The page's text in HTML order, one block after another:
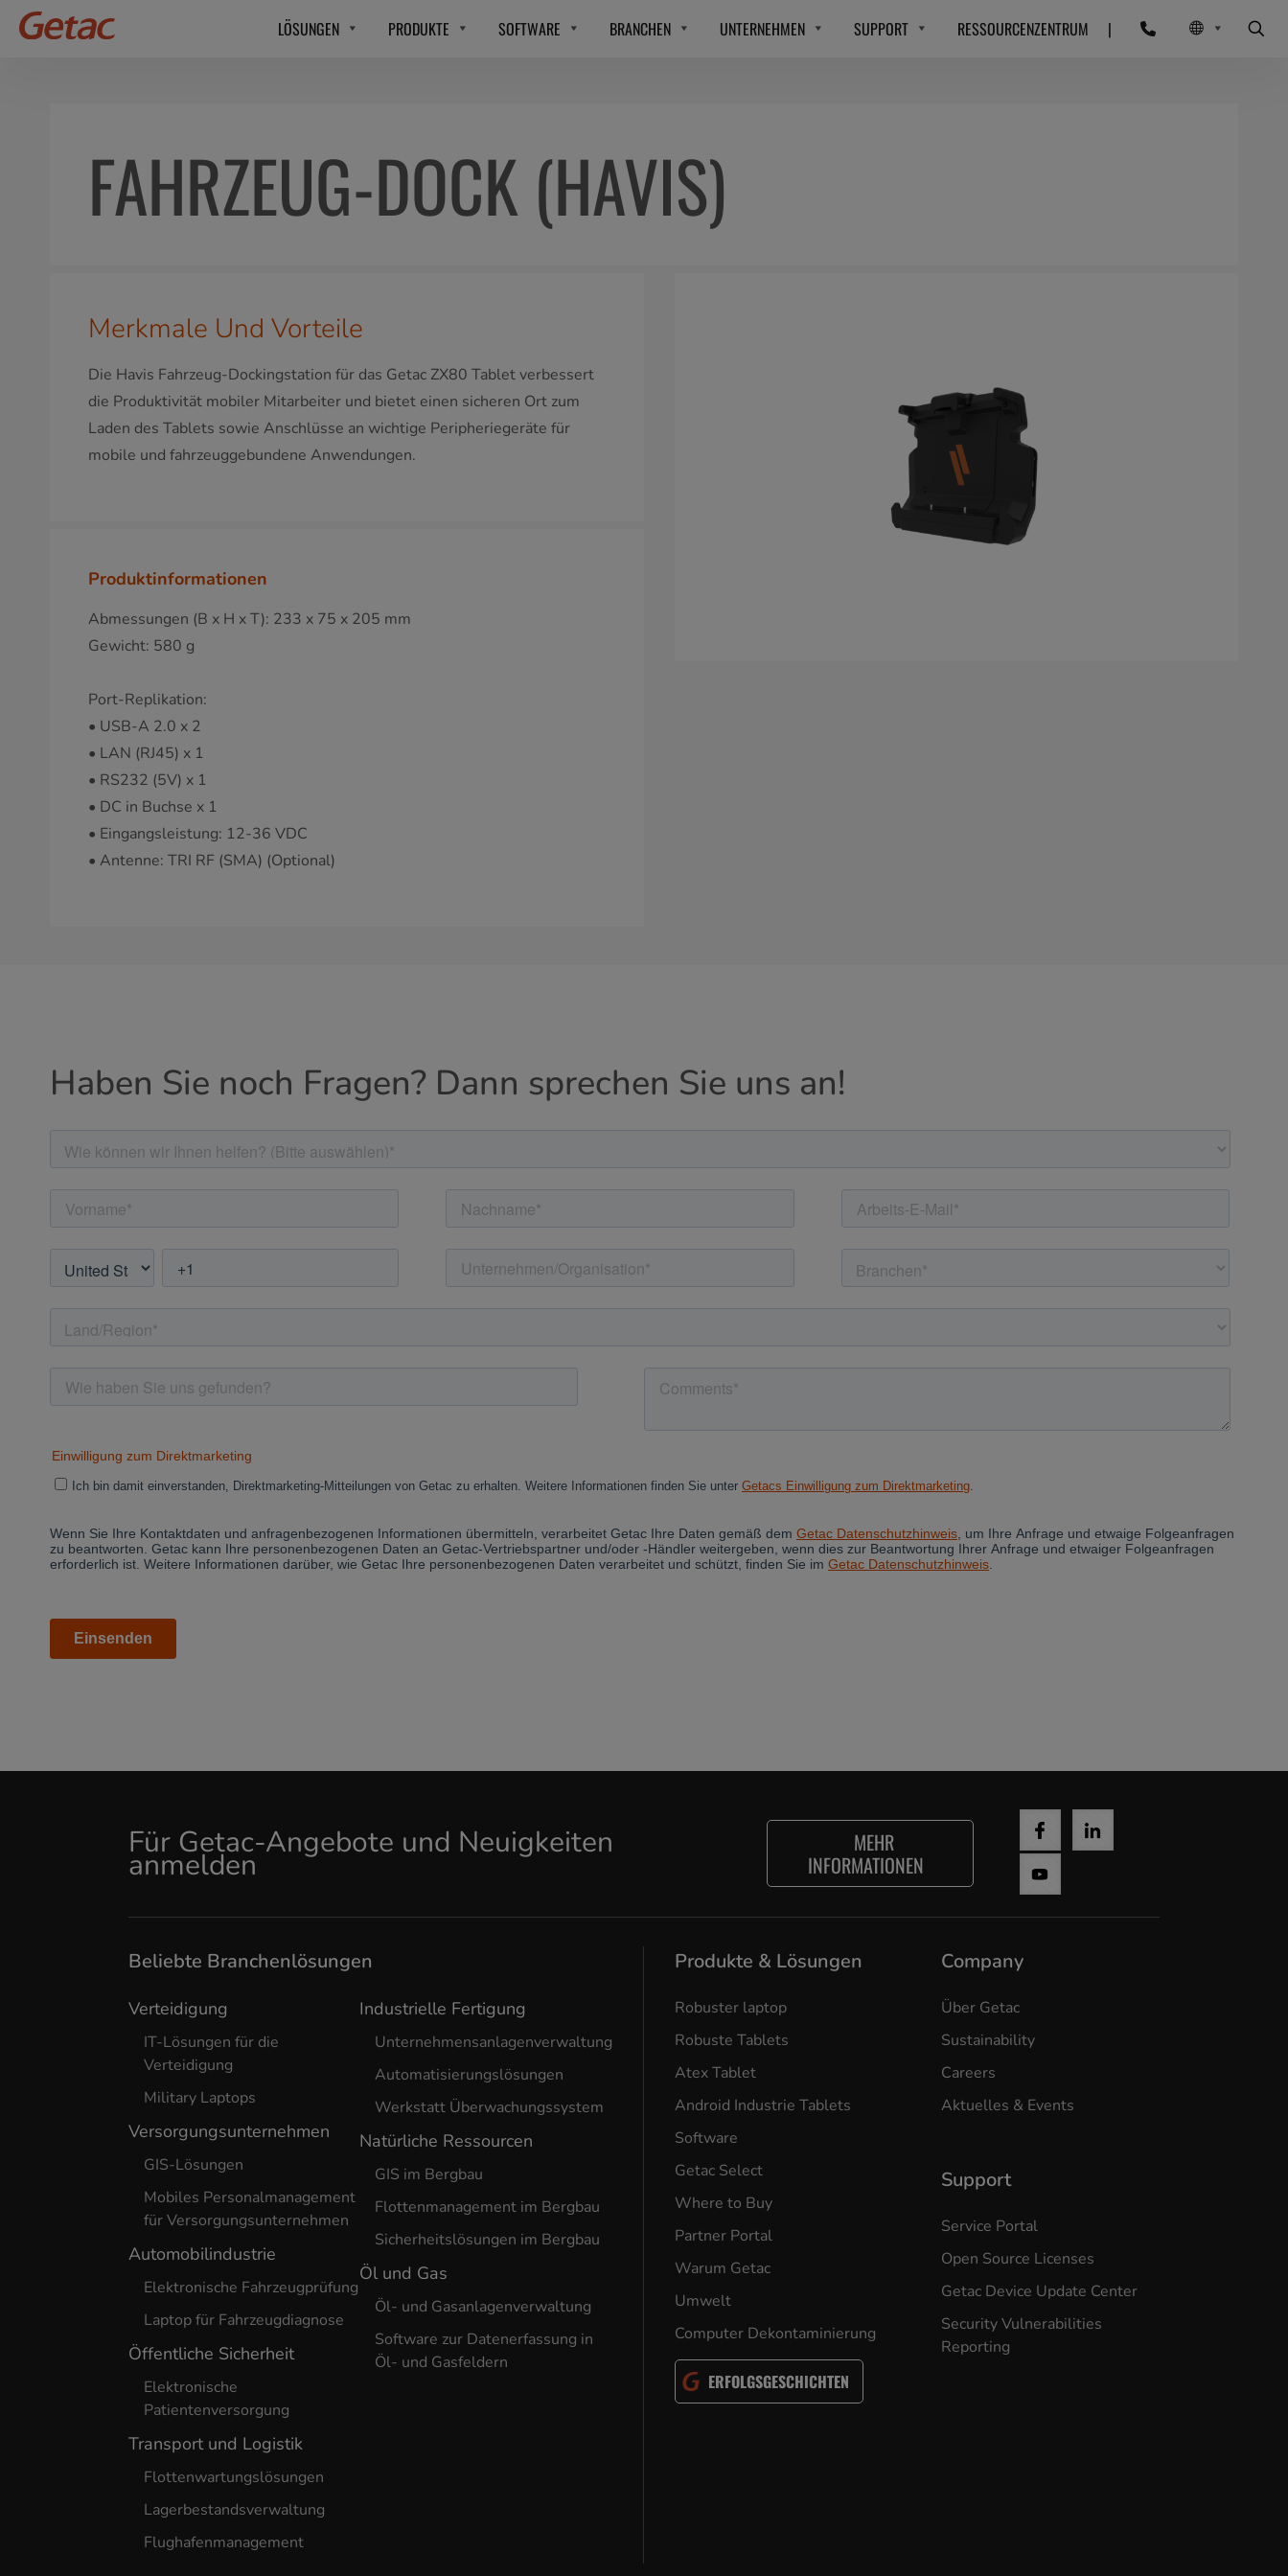
LÖSUNGEN PRODUKTE SOFTWARE BRANCHEN UNTERNEHMEN SUPPORT RESSOURCENZENTRUM |
FAHRZEUG-DOCK (HAVIS)
Merkmale Und Vorteile
Die Havis Fahrzeug-Dockingstation für das Getac ZX80 Tablet verbessert
die Produktivität mobiler Mitarbeiter und bietet einen sicheren Ort zum
Laden des Tablets sowie Anschlüsse an wichtige Peripheriegeräte für
mobile und fahrzeuggebundene Anwendungen.
Produktinformationen
Abmessungen (B x H x T): 233 x 75 x 205 mm
Gewicht: 580 g
Port-Replikation:
• USB-A 2.0 x 2
• LAN (RJ45) x 1
• RS232 (5V) x 1
• DC in Buchse x 1
• Eingangsleistung: 12-36 VDC
• Antenne: TRI RF (SMA) (Optional)
Haben Sie noch Fragen? Dann sprechen Sie uns an!
Für Getac-Angebote und Neuigkeiten
anmelden
MEHR
INFORMATIONEN
Beliebte Branchenlösungen
Verteidigung
IT-Lösungen für die
Verteidigung
Military Laptops
Versorgungsunternehmen
GIS-Lösungen
Mobiles Personalmanagement
für Versorgungsunternehmen
Automobilindustrie
Elektronische Fahrzeugprüfung
Laptop für Fahrzeugdiagnose
Öffentliche Sicherheit
Elektronische
Patientenversorgung
Transport und Logistik
Flottenwartungslösungen
Lagerbestandsverwaltung
Flughafenmanagement
Industrielle Fertigung
Unternehmensanlagenverwaltung
Automatisierungslösungen
Werkstatt Überwachungssystem
Natürliche Ressourcen
GIS im Bergbau
Flottenmanagement im Bergbau
Sicherheitslösungen im Bergbau
Öl und Gas
Öl- und Gasanlagenverwaltung
Software zur Datenerfassung in
Öl- und Gasfeldern
Produkte & Lösungen
Robuster laptop
Robuste Tablets
Atex Tablet
Android Industrie Tablets
Software
Getac Select
Where to Buy
Partner Portal
Warum Getac
Umwelt
Computer Dekontaminierung
ERFOLGSGESCHICHTEN
Company
Über Getac
Sustainability
Careers
Aktuelles & Events
Support
Service Portal
Open Source Licenses
Getac Device Update Center
Security Vulnerabilities
Reporting